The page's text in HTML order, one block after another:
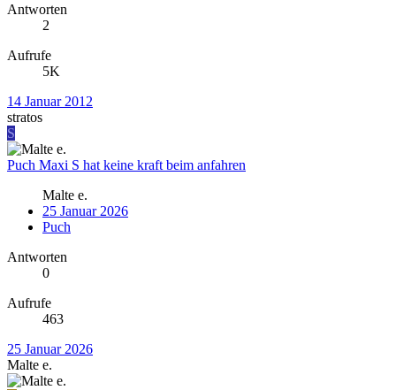
Antworten
2
Aufrufe
5K
14 Januar 2012
stratos
S
Puch Maxi S hat keine kraft beim anfahren
Malte e.
25 Januar 2026
Puch
Antworten
0
Aufrufe
463
25 Januar 2026
Malte e.